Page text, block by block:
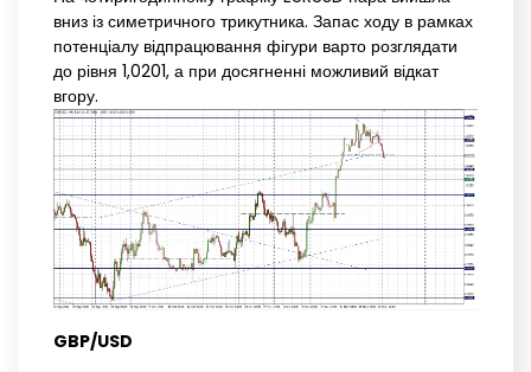
вниз із симетричного трикутника. Запас ходу в рамках
потенціалу відпрацювання фігури варто розглядати
до рівня 1,0201, а при досягненні можливий відкат
вгору.
GBP/USD